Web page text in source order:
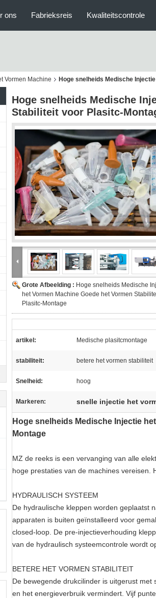
ons Fabrieksreis Kwaliteitscontrole
Vormen Machine Hoge snelheids Medische
Hoge snelheids Medische
Stabiliteit voor Plasitc-
Grote Afbeelding : Hoge snelheids Medische
het Vormen Machine Goede het Vormen
Plasitc-Montage
artikel: Medische plasitcmontage
stabiliteit: betere het vormen stabiliteit
Snelheid: hoog
Markeren: snelle injectie het
Hoge snelheids Medische Injectie
Montage
MZ de reeks is een vervanging van alle
hoge prestaties van de machines vereisen.
HYDRAULISCH SYSTEEM
De hydraulische kleppen worden geplaatst
apparaten is buiten geïnstalleerd voor
closed-loop. De pre-injectieverhouding
van de hydraulisch systeemcontrole wordt
BETERE HET VORMEN STABILITEIT
De bewegende drukcilinder is uitgerust
en het energieverbruik vermindert. Vijf